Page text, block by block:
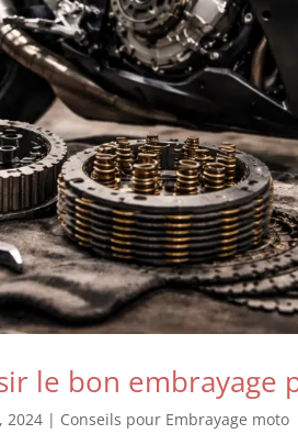
le bon embrayage
2024 | Conseils pour Embrayage moto